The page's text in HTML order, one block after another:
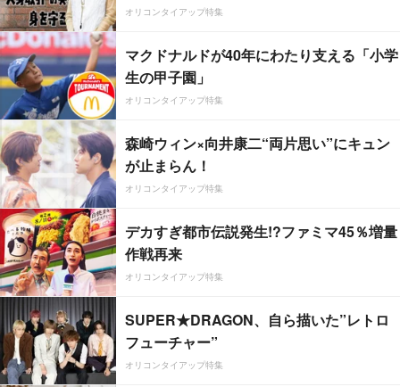
オリコンタイアップ特集
マクドナルドが40年にわたり支える「小学
生の甲子園」
オリコンタイアップ特集
森崎ウィン×向井康二“両片思い”にキュン
が止まらん！
オリコンタイアップ特集
デカすぎ都市伝説発生!?ファミマ45％増量
作戦再来
オリコンタイアップ特集
SUPER★DRAGON、自ら描いた”レトロ
フューチャー”
オリコンタイアップ特集